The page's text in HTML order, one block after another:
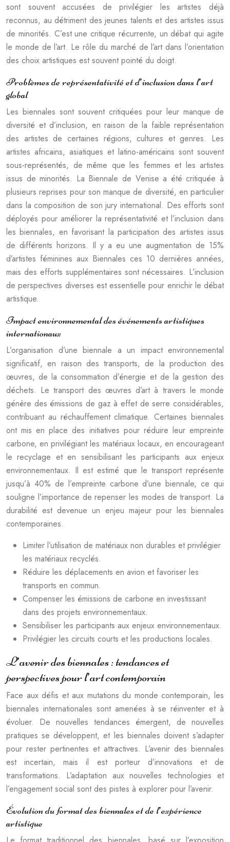
sont souvent accusées de privilégier les artistes déjà
reconnus, au détriment des jeunes talents et des artistes issus
de minorités. C’est une critique récurrente, un débat qui agite
le monde de l’art. Le rôle du marché de l’art dans l’orientation
des choix artistiques est souvent pointé du doigt.
Problèmes de représentativité et d’inclusion dans l’art
global
Les biennales sont souvent critiquées pour leur manque de
diversité et d’inclusion, en raison de la faible représentation
des artistes de certaines régions, cultures et genres. Les
artistes africains, asiatiques et latino-américains sont souvent
sous-représentés, de même que les femmes et les artistes
issus de minorités. La Biennale de Venise a été critiquée à
plusieurs reprises pour son manque de diversité, en particulier
dans la composition de son jury international. Des efforts sont
déployés pour améliorer la représentativité et l’inclusion dans
les biennales, en favorisant la participation des artistes issus
de différents horizons. Il y a eu une augmentation de 15%
d’artistes féminines aux Biennales ces 10 dernières années,
mais des efforts supplémentaires sont nécessaires. L’inclusion
de perspectives diverses est essentielle pour enrichir le débat
artistique.
Impact environnemental des événements artistiques
internationaux
L’organisation d’une biennale a un impact environnemental
significatif, en raison des transports, de la production des
œuvres, de la consommation d’énergie et de la gestion des
déchets. Le transport des œuvres d’art à travers le monde
génère des émissions de gaz à effet de serre considérables,
contribuant au réchauffement climatique. Certaines biennales
ont mis en place des initiatives pour réduire leur empreinte
carbone, en privilégiant les matériaux locaux, en encourageant
le recyclage et en sensibilisant les participants aux enjeux
environnementaux. Il est estimé que le transport représente
jusqu’à 40% de l’empreinte carbone d’une biennale, ce qui
souligne l’importance de repenser les modes de transport. La
durabilité est devenue un enjeu majeur pour les biennales
contemporaines.
Limiter l’utilisation de matériaux non durables et privilégier
les matériaux recyclés.
Réduire les déplacements en avion et favoriser les
transports en commun.
Compenser les émissions de carbone en investissant
dans des projets environnementaux.
Sensibiliser les participants aux enjeux environnementaux.
Privilégier les circuits courts et les productions locales.
L’avenir des biennales : tendances et
perspectives pour l’art contemporain
Face aux défis et aux mutations du monde contemporain, les
biennales internationales sont amenées à se réinventer et à
évoluer. De nouvelles tendances émergent, de nouvelles
pratiques se développent, et les biennales doivent s’adapter
pour rester pertinentes et attractives. L’avenir des biennales
est incertain, mais il est porteur d’innovations et de
transformations. L’adaptation aux nouvelles technologies et
l’engagement social sont des pistes à explorer pour l’avenir.
Évolution du format des biennales et de l’expérience
artistique